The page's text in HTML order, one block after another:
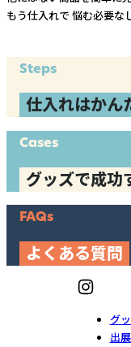
もう仕入れで 悩む必要な
Steps
仕入れはかん
Cases
グッズで成功
FAQs
よくある質問
グ
出